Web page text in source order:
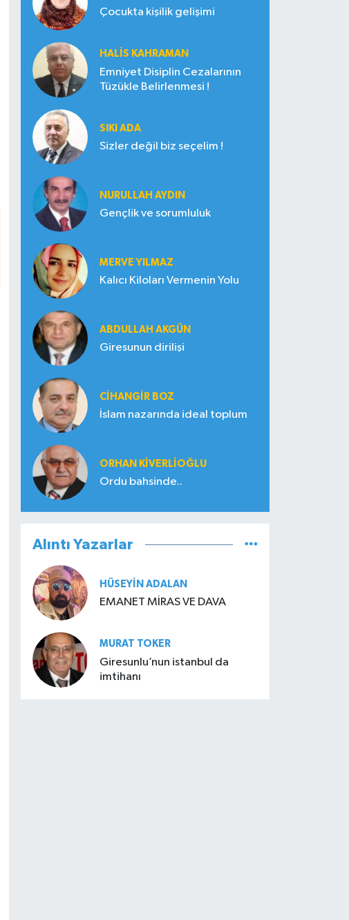
Çocukta kişilik gelişimi
HALIS KAHRAMAN
Emniyet Disiplin Cezalarının
Tüzükle Belirlenmesi !
SIKI ADA
Sizler değil biz seçelim !
NURULLAH AYDIN
Gençlik ve sorumluluk
MERVE YILMAZ
Kalıcı Kiloları Vermenin Yolu
ABDULLAH AKGÜN
Giresunun dirilişi
CIHANGIR BOZ
İslam nazarında ideal toplum
ORHAN KIVERLIOĞLU
Ordu bahsinde..
Alıntı Yazarlar
HÜSEYIN ADALAN
EMANET MİRAS VE DAVA
MURAT TOKER
Giresunlu’nun istanbul da
imtihanı